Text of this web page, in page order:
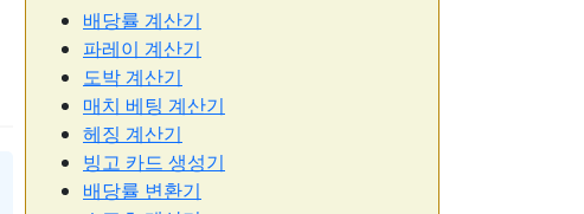
배당률 계산기
파레이 계산기
도박 계산기
매치 베팅 계산기
헤징 계산기
빙고 카드 생성기
배당률 변환기